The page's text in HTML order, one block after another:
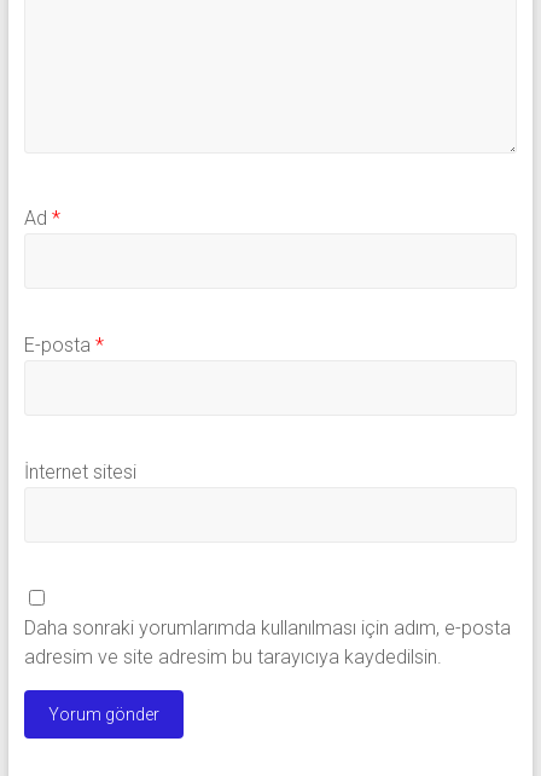
Ad *
E-posta *
İnternet sitesi
Daha sonraki yorumlarımda kullanılması için adım, e-posta
adresim ve site adresim bu tarayıcıya kaydedilsin.